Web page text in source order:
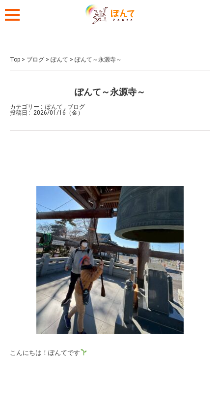
Top > ブログ > ぽんて > ぽんて～永源寺～
ぽんて～永源寺～
カテゴリー : ぽんて , ブログ
投稿日 : 2026/01/16（金）
こんにちは！ぽんてです